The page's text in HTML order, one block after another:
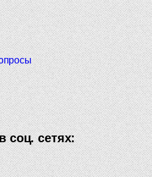
соц. сетях: